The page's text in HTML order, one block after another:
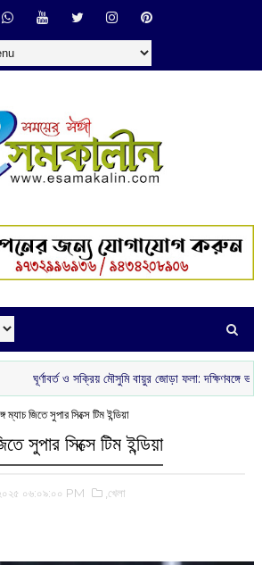
ও সক্রিয় মৌসুমি বায়ুর জোড়া ফলা: দক্ষিণবঙ্গে ভারী বৃষ্টির
ম্যাচ জিতে সুপার সিক্সে টিম ইন্ডিয়া
সুপার সিক্সে টিম ইন্ডিয়া
০৬:০৯:০০ PM ,খেলা